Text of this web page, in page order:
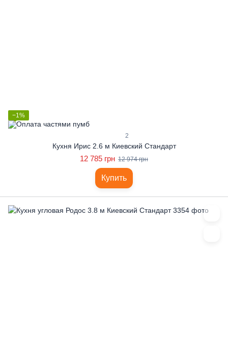
−1%
2
Кухня Ирис 2.6 м Киевский Стандарт
12 785 грн 12 974 грн
Купить